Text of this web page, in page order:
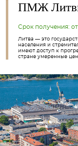
ПМЖ
Срок получения:
Литва — это
населения и
имеют доступ к
стране умеренные